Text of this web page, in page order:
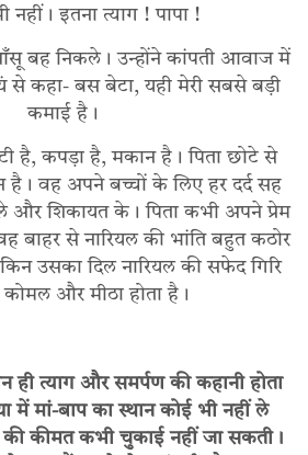
इतना त्याग ! पापा !
बह निकले। उन्होंने कांपती आवाज में
से कहा- बस बेटा, यही मेरी सबसे बड़ी
कमाई है।
है, कपड़ा है, मकान है। पिता छोटे से
है। वह अपने बच्चों के लिए हर दर्द सह
और शिकायत के। पिता कभी अपने प्रेम
बाहर से नारियल की भांति बहुत कठोर
उसका दिल नारियल की सफेद गिरि
कोमल और मीठा होता है।
ही त्याग और समर्पण की कहानी होता
में मां-बाप का स्थान कोई भी नहीं ले
कीमत कभी चुकाई नहीं जा सकती।